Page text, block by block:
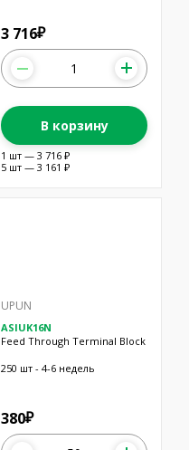
3 716₽
В корзину
1 шт — 3 716 ₽
5 шт — 3 161 ₽
UPUN
ASIUK16N
Feed Through Terminal Block
250 шт - 4-6 недель
380₽